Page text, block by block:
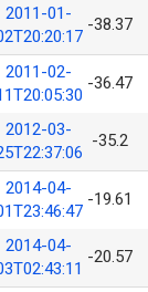
2011-01-
-38.37
2011-02-
-36.47
2012-03-
-35.2
2014-04-
-19.61
2014-04-
-20.57